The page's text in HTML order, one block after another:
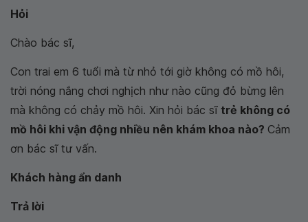
Hỏi
Chào bác sĩ,
Con trai em 6 tuổi mà từ nhỏ tới giờ không có mồ hôi,
trời nóng nắng chơi nghịch như nào cũng đỏ bừng lên
mà không có chảy mồ hôi. Xin hỏi bác sĩ trẻ không có
mồ hôi khi vận động nhiều nên khám khoa nào? Cảm
ơn bác sĩ tư vấn.
Khách hàng ẩn danh
Trả lời